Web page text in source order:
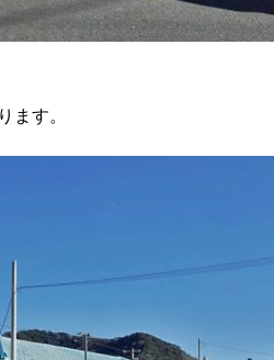
ます。